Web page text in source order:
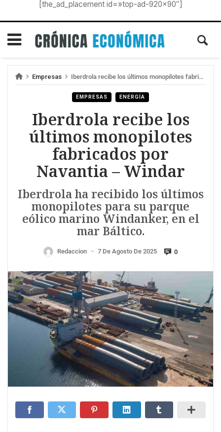
[the_ad_placement id=»top-ad-920×90″]
Empresas Iberdrola recibe los últimos monopilotes fabricados por Navantia – Windar
EMPRESAS ENERGÍA
Iberdrola recibe los
últimos monopilotes
fabricados por
Navantia – Windar
Iberdrola ha recibido los últimos
monopilotes para su parque
eólico marino Windanker, en el
mar Báltico.
Redaccion — 7 De Agosto De 2025 0